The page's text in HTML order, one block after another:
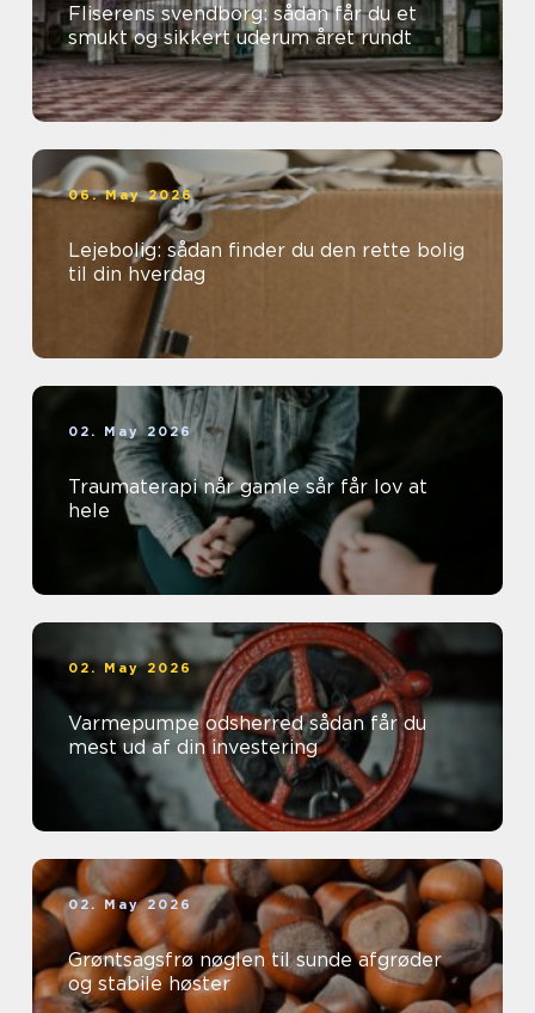
Fliserens svendborg: sådan får du et
smukt og sikkert uderum året rundt
06. May 2026
Lejebolig: sådan finder du den rette bolig
til din hverdag
02. May 2026
Traumaterapi når gamle sår får lov at
hele
02. May 2026
Varmepumpe odsherred sådan får du
mest ud af din investering
02. May 2026
Grøntsagsfrø nøglen til sunde afgrøder
og stabile høster